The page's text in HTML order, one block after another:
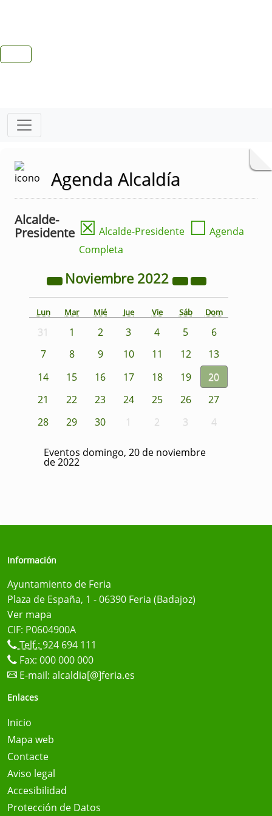
Agenda Alcaldía
Alcalde-
Presidente ☒ Alcalde-Presidente ☐ Agenda
Completa
Noviembre 2022
Lun Mar Mié Jue Vie Sáb Dom
31 1 2 3 4 5
6
7
8 9 10 11 12
13
14
15 16 17 18 19
20
21
22 23 24 25 26
27
28
29 30 1 2 3 4
Eventos domingo, 20 de noviembre
de 2022
Información
Ayuntamiento de Feria
Plaza de España, 1 - 06390 Feria (Badajoz)
Ver mapa
CIF: P0604900A
Telf.: 924 694 111
Fax: 000 000 000
E-mail: alcaldia[@]feria.es
Enlaces
Inicio
Mapa web
Contacte
Aviso legal
Accesibilidad
Protección de Datos